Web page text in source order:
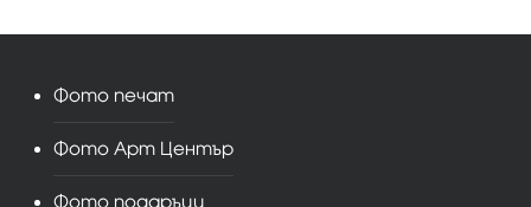
Фото печат
Фото Арт Център
Фото подаръци